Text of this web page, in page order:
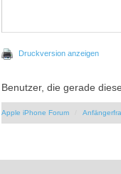
Druckversion anzeigen
Benutzer, die gerade
Apple iPhone Forum